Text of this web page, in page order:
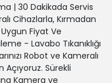
| 30 Dakikada Servis
Cihazlarla, Kırmadan
Fiyat Ve
- Lavabo Tıkanıklığı
Robot ve Kameralı
Sürekli
Kamera ve